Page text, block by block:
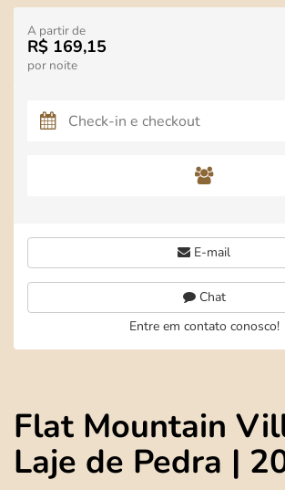
Flat Mountain
Laje de Pedra |
A partir de
R$ 169,15
por noite
E-mail
Chat
Entre em contato conosco!